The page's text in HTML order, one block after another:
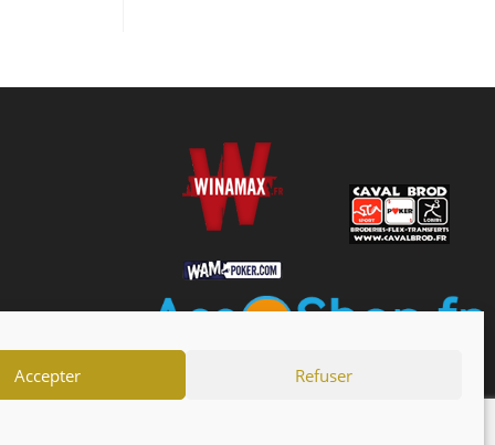
Accepter Refuser